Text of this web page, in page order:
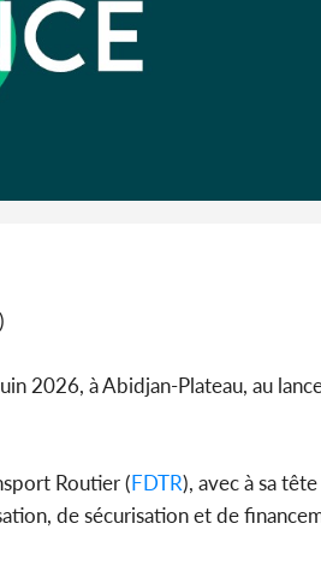
2026, à Abidjan-Plateau, au
Routier (FDTR), avec à sa
de sécurisation et de